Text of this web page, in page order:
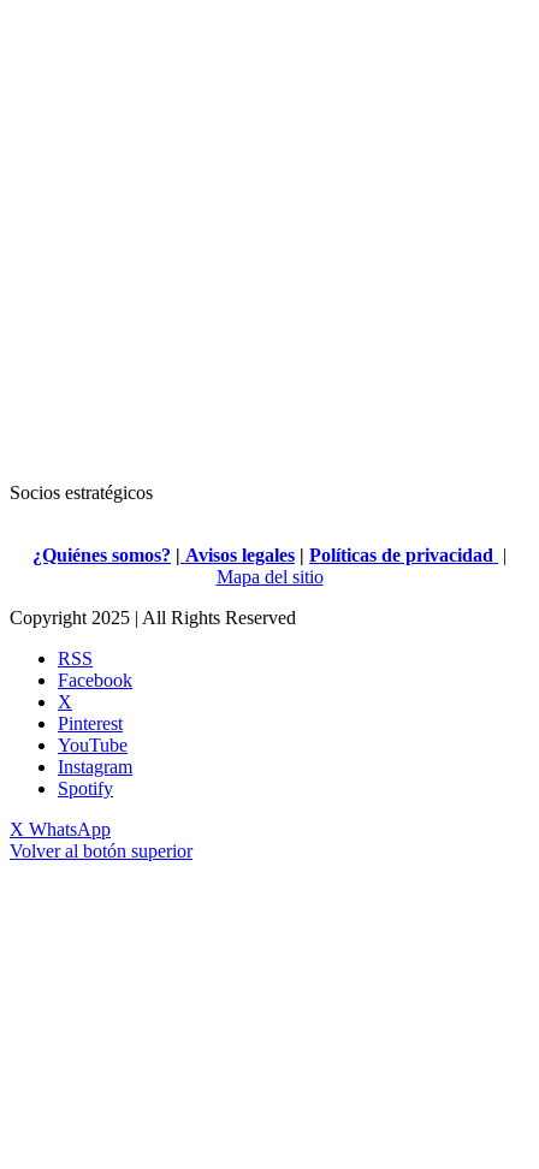
Socios estratégicos
¿Quiénes somos? | Avisos legales | Políticas de privacidad |
Mapa del sitio
Copyright 2025 | All Rights Reserved
RSS
Facebook
X
Pinterest
YouTube
Instagram
Spotify
X WhatsApp
Volver al botón superior